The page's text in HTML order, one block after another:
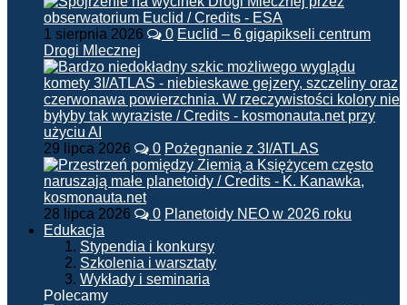
1 sierpnia 2026 0 Euclid – 6 gigapikseli centrum
Drogi Mlecznej
29 lipca 2026 0 Pożegnanie z 3I/ATLAS
28 lipca 2026 0 Planetoidy NEO w 2026 roku
Edukacja
Stypendia i konkursy
Szkolenia i warsztaty
Wykłady i seminaria
Polecamy